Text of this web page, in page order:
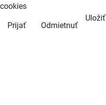
cookies
Prijať Odmietnuť
Uložiť